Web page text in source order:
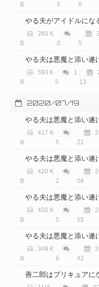
B
5
6
やる夫がアイドルにな
260 K
B
0
5
やる夫は悪魔と添い遂
593 K
B
1
5
13
2020/07/19
やる夫は悪魔と添い遂
417 K
B
5
21
やる夫は悪魔と添い遂
420 K
B
2
08
やる夫は悪魔と添い遂
450 K
B
5
55
やる夫は悪魔と添い遂
349 K
B
6
42
善二郎はプリキュアに